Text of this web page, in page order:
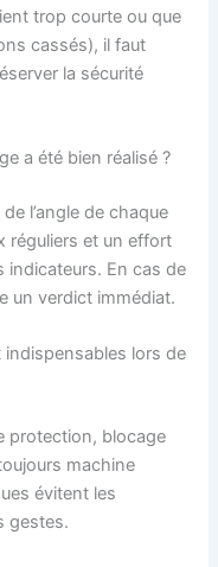
trop courte ou que
cassés), il faut
la sécurité
a été bien réalisé ?
l’angle de chaque
réguliers et un effort
indicateurs. En cas de
un verdict immédiat.
lors de
protection, blocage
machine
évitent les
gestes.